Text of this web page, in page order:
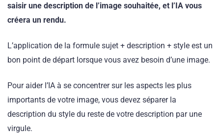
saisir une description de l’image souhaitée, et l’IA vous
créera un rendu.
L’application de la formule sujet + description + style est un
bon point de départ lorsque vous avez besoin d’une image.
Pour aider l’IA à se concentrer sur les aspects les plus
importants de votre image, vous devez séparer la
description du style du reste de votre description par une
virgule.